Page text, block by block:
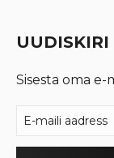
UUDISKIRI
Sisesta oma